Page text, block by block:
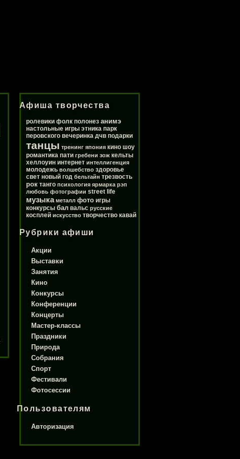
Афиша творчества
ролевики фолк полонез анимэ
настольные игры этника парк
перовского вечеринка дчв подарки
танцы тренинг япония кино шоу
романтика пати гребени зож кельты
хеллоуин интернет интеллигенция
молодежь волшебство здоровье
свет новый год бельтайн трезвость
рок танго психология ярмарка рэп
любовь фотографии street life
музыка металл фото игры
конкурсы бал вальс русские
косплей искусство творчество кавай
Рубрики афиши
Акции
Выставки
Занятия
Кино
Конкурсы
Конференции
Концерты
Мастер-классы
Праздники
Природа
Собрания
Спорт
Фестивали
Фотосессии
Пользователям
Авторизация